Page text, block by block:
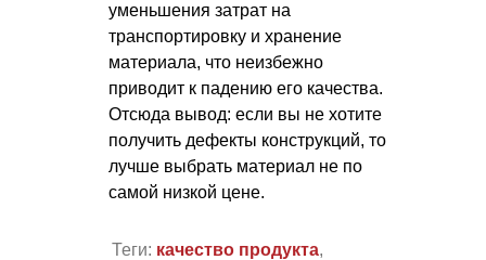
уменьшения затрат на
транспортировку и хранение
материала, что неизбежно
приводит к падению его качества.
Отсюда вывод: если вы не хотите
получить дефекты конструкций, то
лучше выбрать материал не по
самой низкой цене.
Теги: качество продукта,